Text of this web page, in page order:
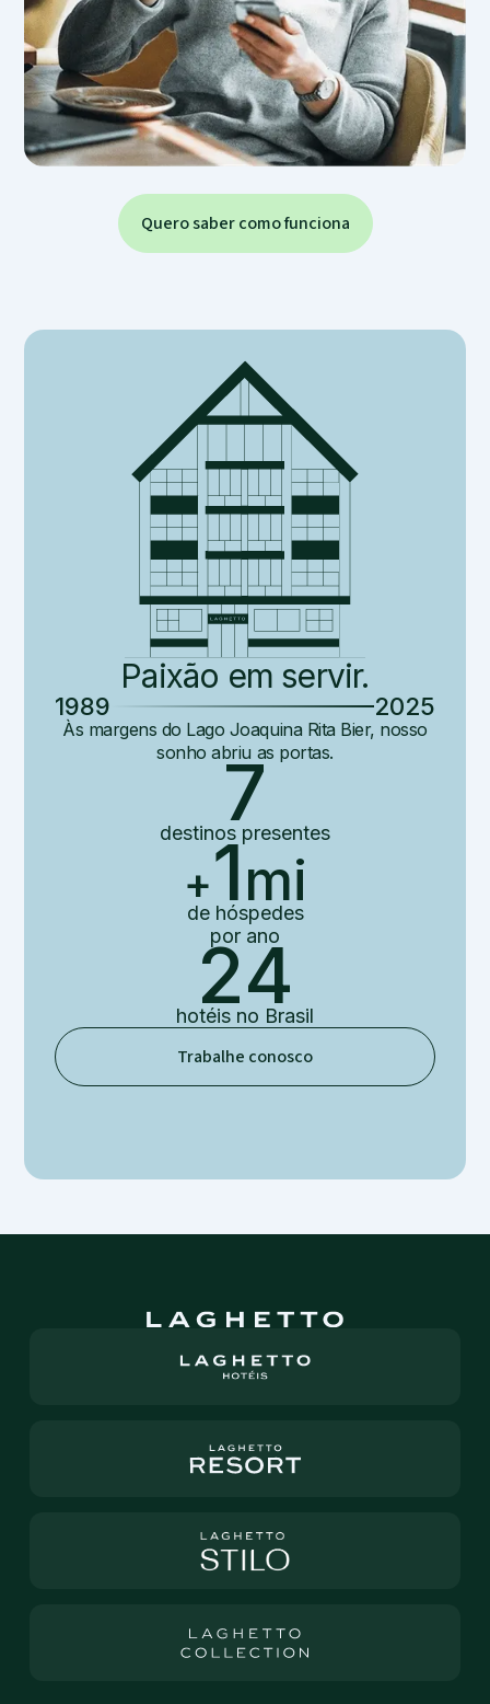
Quero saber como funciona
Paixão em servir.
1989 2025
Às margens do Lago Joaquina Rita Bier, nosso
sonho abriu as portas.
7
destinos presentes
+1mi
de hóspedes
por ano
24
hotéis no Brasil
Trabalhe conosco